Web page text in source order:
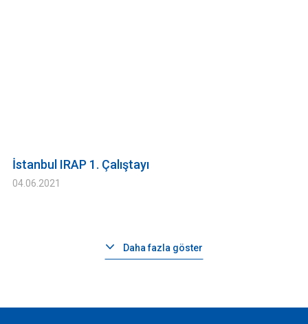
İstanbul IRAP 1. Çalıştayı
04.06.2021
Daha fazla göster